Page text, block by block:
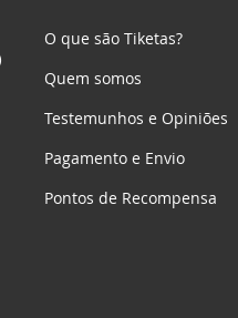
O que são Tiketas?
Quem somos
Testemunhos e Opiniões
Pagamento e Envio
Pontos de Recompensa